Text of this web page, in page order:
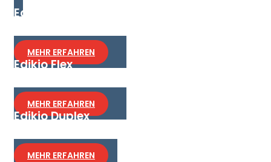
Edikio Access
Preisschilder.
MEHR ERFAHREN
Edikio Flex
oder Langformat.
MEHR ERFAHREN
Edikio Duplex
doppelseitiger Etiketten.
MEHR ERFAHREN